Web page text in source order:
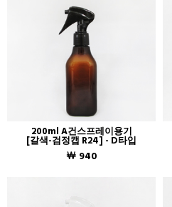
200ml A건스프레이용기
[갈색-검정캡 R24] - D타입
￦ 940